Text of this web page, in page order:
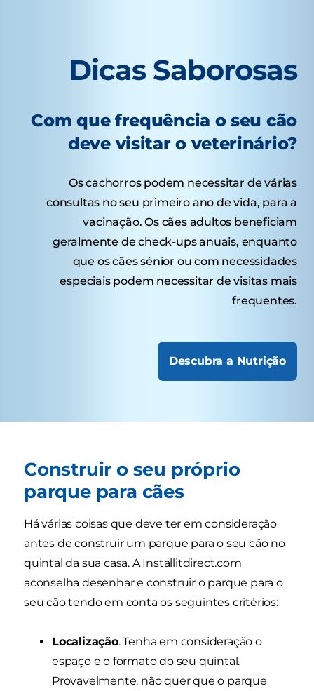
Dicas Saborosas
Com que frequência o seu cão
deve visitar o veterinário?
Os cachorros podem necessitar de várias
consultas no seu primeiro ano de vida, para a
vacinação. Os cães adultos beneficiam
geralmente de check-ups anuais, enquanto
que os cães sénior ou com necessidades
especiais podem necessitar de visitas mais
frequentes.
Descubra a Nutrição
Construir o seu próprio
parque para cães
Há várias coisas que deve ter em consideração
antes de construir um parque para o seu cão no
quintal da sua casa. A Installitdirect.com
aconselha desenhar e construir o parque para o
seu cão tendo em conta os seguintes critérios:
Localização. Tenha em consideração o
espaço e o formato do seu quintal.
Provavelmente, não quer que o parque